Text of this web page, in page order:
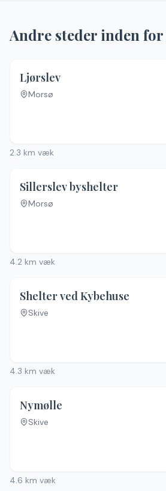
Andre steder inden for
Ljørslev
Morsø
2.3 km væk
Sillerslev byshelter
Morsø
4.2 km væk
Shelter ved Kybehuse
Skive
4.3 km væk
Nymølle
Skive
4.6 km væk